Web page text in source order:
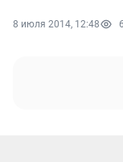
8 июля 2014, 12:48